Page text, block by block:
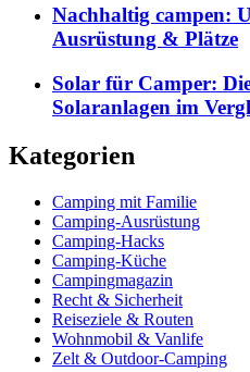
Nachhaltig campen:
Ausrüstung & Plätze
Solar für Camper:
Solaranlagen im
Kategorien
Camping mit Familie
Camping-Ausrüstung
Camping-Hacks
Camping-Küche
Campingmagazin
Recht & Sicherheit
Reiseziele & Routen
Wohnmobil & Vanlife
Zelt & Outdoor-Camping